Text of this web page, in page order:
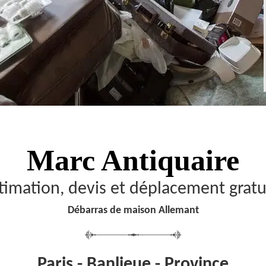
Marc Antiquaire
devis et déplacement
Débarras de maison Allemant